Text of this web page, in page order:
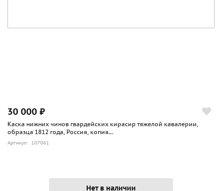
30 000 ₽
Каска нижних чинов гвардейских кирасир тяжелой кавалерии,
образца 1812 года, Россия, копия...
Артикул: 107061
Нет в наличии